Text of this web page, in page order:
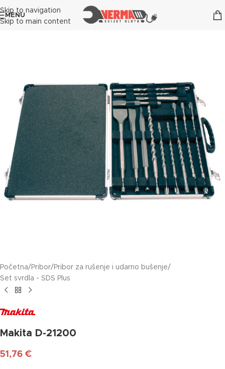
Skip to navigation
Skip to main content
MENU
Početna/ Pribor/ Pribor za rušenje i udarno bušenje/
Set svrdla - SDS Plus
Makita D-21200
51,76 €